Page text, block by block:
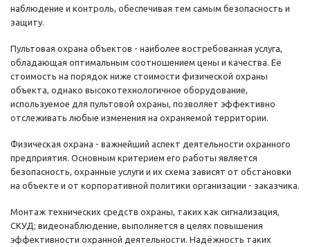
наблюдение и контроль, обеспечивая тем самым безопасность и
защиту.
Пультовая охрана объектов - наиболее востребованная услуга,
обладающая оптимальным соотношением цены и качества. Её
стоимость на порядок ниже стоимости физической охраны
объекта, однако высокотехнологичное оборудование,
используемое для пультовой охраны, позволяет эффективно
отслеживать любые изменения на охраняемой территории.
Физическая охрана - важнейший аспект деятельности охранного
предприятия. Основным критерием его работы является
безопасность, охранные услуги и их схема зависят от обстановки
на объекте и от корпоративной политики организации - заказчика.
Монтаж технических средств охраны, таких как сигнализация,
СКУД; видеонаблюдение, выполняется в целях повышения
эффективности охранной деятельности. Надёжность таких